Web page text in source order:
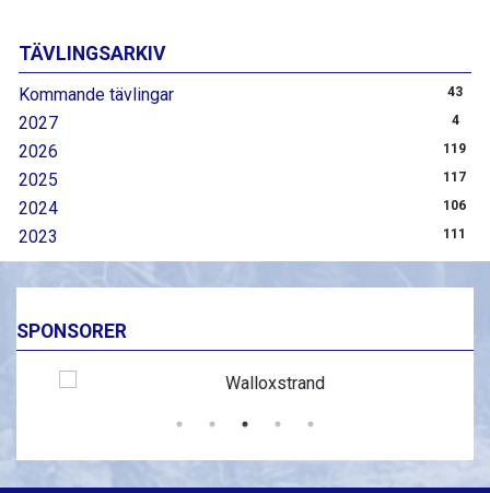
TÄVLINGSARKIV
Kommande tävlingar 43
2027 4
2026 119
2025 117
2024 106
2023 111
SPONSORER